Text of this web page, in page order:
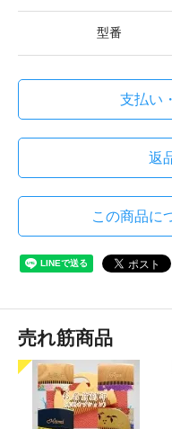
型番
支払い
返
この商品に
売れ筋商品